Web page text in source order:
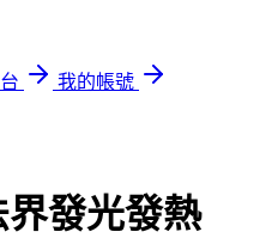
我的帳號
發光發熱